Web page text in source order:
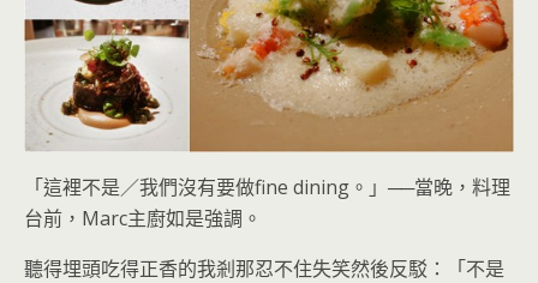
「這裡不是／我們沒有要做fine dining。」──當晚，料理
台前，Marc主廚如是強調。
聽得埋頭吃得正香的我剎那忍不住失笑然後反駁：「不是